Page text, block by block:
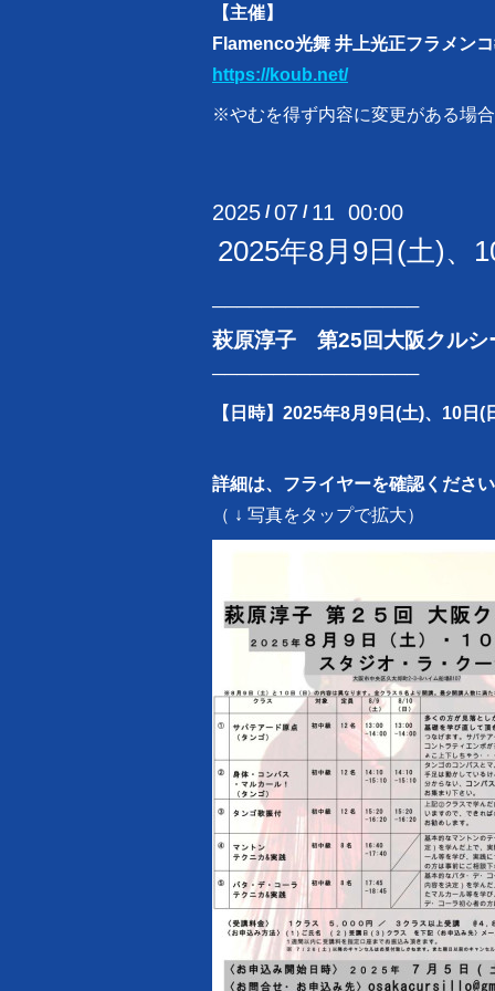
【主催】
Flamenco光舞 井上光正フラメン
https://koub.net/
※やむを得ず内容に変更がある場
2025 /07 / 11 00:00
2025年8月9日(土)
─────────────────
萩原淳子 第25回大阪クルシ
─────────────────
【日時】2025年8月9日(土)、10日(
詳細は、フライヤーを確認くださ
（ ↓ 写真をタップで拡大）